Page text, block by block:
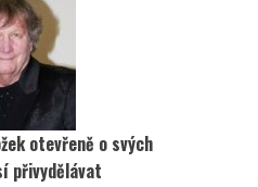
otevřeně o svých
přivydělávat